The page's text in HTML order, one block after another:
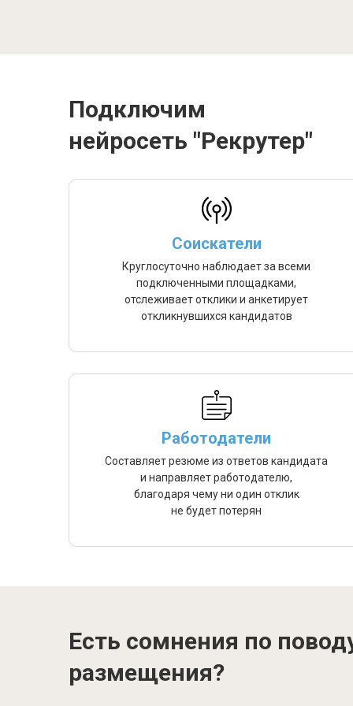
Подключим
нейросеть "Рекрутер"
Соискатели
Круглосуточно наблюдает за всеми
подключенными площадками,
отслеживает отклики и анкетирует
откликнувшихся кандидатов
Работодатели
Составляет резюме из ответов кандидата
и направляет работодателю,
благодаря чему ни один отклик
не будет потерян
Есть сомнения по
размещения?